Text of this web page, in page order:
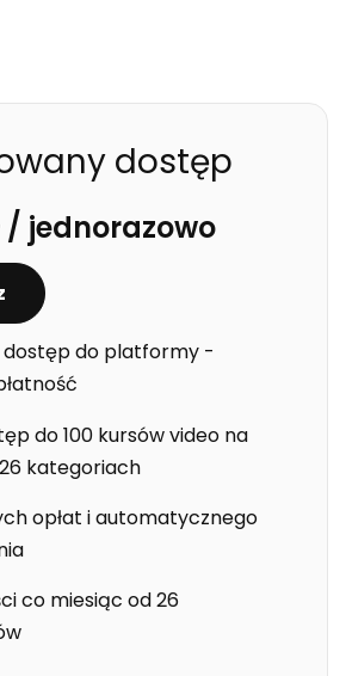
ścieżka będzie wystarczająca,
dostęp
/ jednorazowo
dostęp do platformy -
do 100 kursów video na
kategoriach
opłat i automatycznego
co miesiąc od 26